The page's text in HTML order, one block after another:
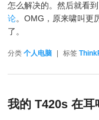
怎么解决的。然后就看
论。OMG，原来啸叫更
了。
分类 个人电脑 标签
我的 T420s 在耳